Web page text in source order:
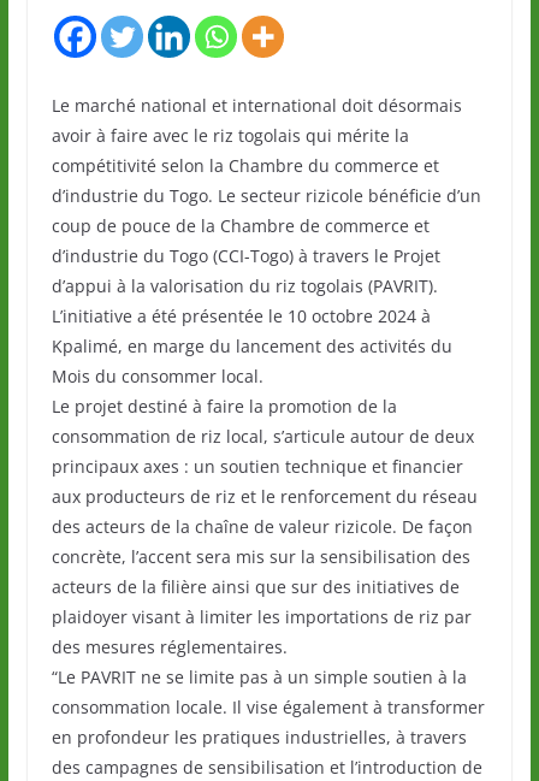
Le marché national et international doit désormais
avoir à faire avec le riz togolais qui mérite la
compétitivité selon la Chambre du commerce et
d’industrie du Togo. Le secteur rizicole bénéficie d’un
coup de pouce de la Chambre de commerce et
d’industrie du Togo (CCI-Togo) à travers le Projet
d’appui à la valorisation du riz togolais (PAVRIT).
L’initiative a été présentée le 10 octobre 2024 à
Kpalimé, en marge du lancement des activités du
Mois du consommer local.
Le projet destiné à faire la promotion de la
consommation de riz local, s’articule autour de deux
principaux axes : un soutien technique et financier
aux producteurs de riz et le renforcement du réseau
des acteurs de la chaîne de valeur rizicole. De façon
concrète, l’accent sera mis sur la sensibilisation des
acteurs de la filière ainsi que sur des initiatives de
plaidoyer visant à limiter les importations de riz par
des mesures réglementaires.
“Le PAVRIT ne se limite pas à un simple soutien à la
consommation locale. Il vise également à transformer
en profondeur les pratiques industrielles, à travers
des campagnes de sensibilisation et l’introduction de